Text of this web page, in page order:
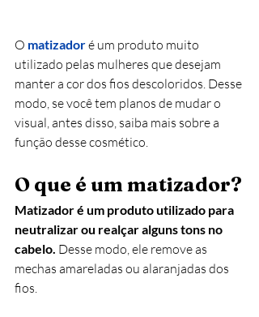
O matizadoré um produto muito
utilizado pelas mulheres que desejam
manter a cor dos fios descoloridos. Desse
modo, se você tem planos de mudar o
visual, antes disso, saiba mais sobre a
função desse cosmético.
O que é um matizador?
Matizador é um produto utilizado para
neutralizar ou realçar alguns tons no
cabelo. Desse modo, ele remove as
mechas amareladas ou alaranjadas dos
fios.